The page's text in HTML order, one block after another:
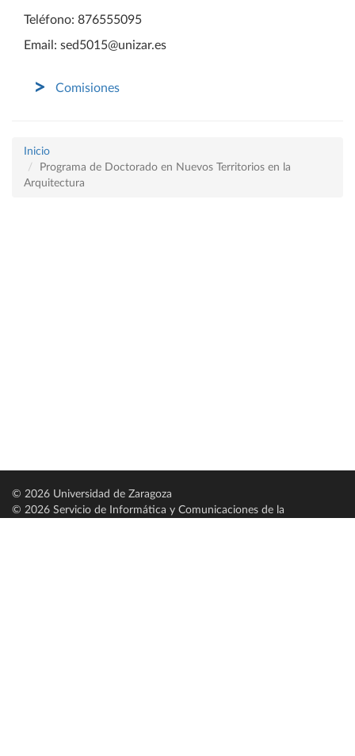
Teléfono: 876555095
Email: sed5015@unizar.es
Comisiones
Inicio
Programa de Doctorado en Nuevos Territorios en la
Arquitectura
© 2026 Universidad de Zaragoza
© 2026 Servicio de Informática y Comunicaciones de la